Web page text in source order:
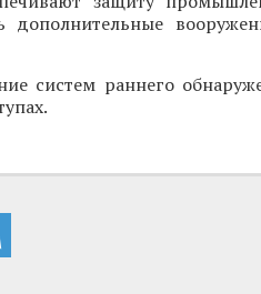
дополнительные
систем раннего